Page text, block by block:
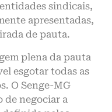
sindicais,
apresentadas,
de pauta.
plena da pauta
esgotar todas as
O Senge-MG
de negociar a